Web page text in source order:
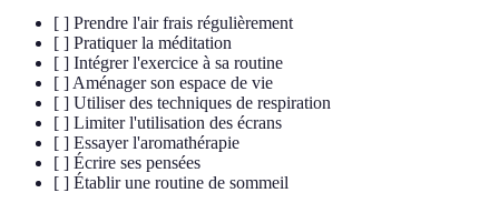
[ ] Prendre l'air frais régulièrement
[ ] Pratiquer la méditation
[ ] Intégrer l'exercice à sa routine
[ ] Aménager son espace de vie
[ ] Utiliser des techniques de respiration
[ ] Limiter l'utilisation des écrans
[ ] Essayer l'aromathérapie
[ ] Écrire ses pensées
[ ] Établir une routine de sommeil